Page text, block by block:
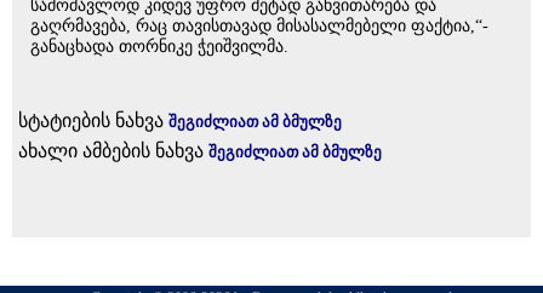
სამომავლოდ კიდევ უფრო მეტად განვითარება და
გაღრმავება, რაც თავისთავად მისასალმებელი ფაქტია,“-
განაცხადა თორნიკე ჭეიშვილმა.
სტატიების ნახვა შეგიძლიათ ამ ბმულზე
ახალი ამბების ნახვა შეგიძლიათ ამ ბმულზე